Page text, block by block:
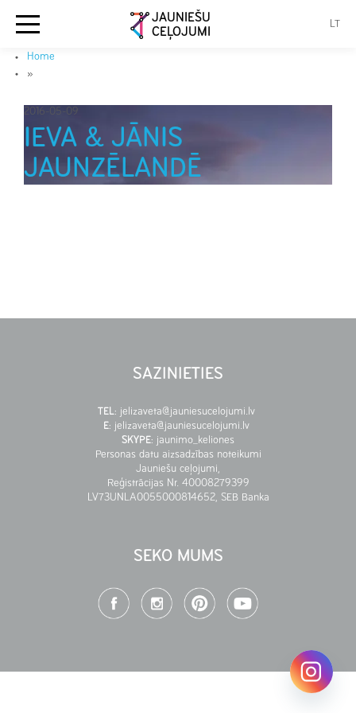
Home
»
2016-05-09
IEVA & JĀNIS
JAUNZĒLANDĒ
SAZINIETIES
TEL: jelizaveta@jauniesucelojumi.lv
E: jelizaveta@jauniesucelojumi.lv
SKYPE: jaunimo_keliones
Personas datu aizsadzības noteikumi
Jauniešu ceļojumi,
Reģistrācijas Nr. 40008279399
LV73UNLA0055000814652, SEB Banka
SEKO MUMS
JAUNIEŠU
CEĻOJUMI
LT